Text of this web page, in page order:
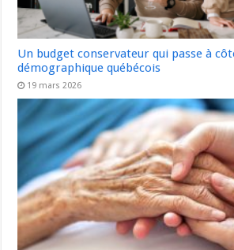
Un budget conservateur qui passe à
démographique québécois
19 mars 2026